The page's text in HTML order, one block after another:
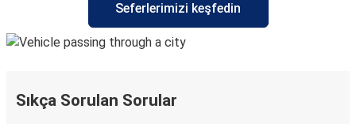
Seferlerimizi keşfedin
Sıkça Sorulan Sorular